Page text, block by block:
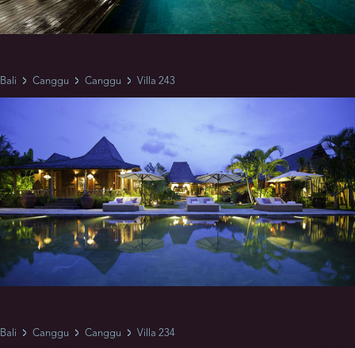
Bali Canggu Canggu Villa 243
Bali Canggu Canggu Villa 234